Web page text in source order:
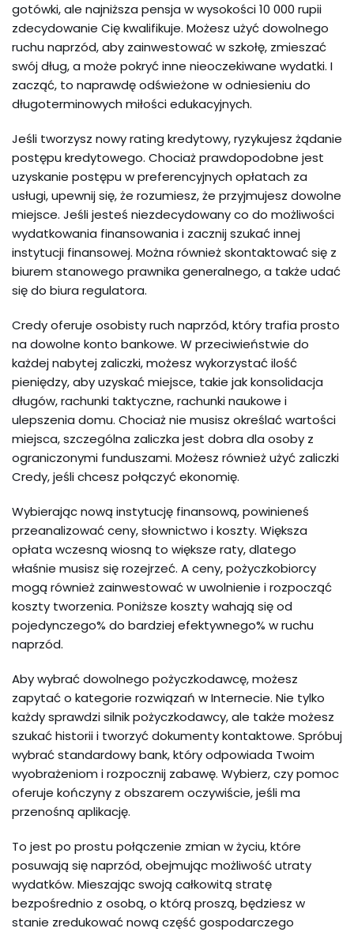
gotówki, ale najniższa pensja w wysokości 10 000 rupii
zdecydowanie Cię kwalifikuje. Możesz użyć dowolnego
ruchu naprzód, aby zainwestować w szkołę, zmieszać
swój dług, a może pokryć inne nieoczekiwane wydatki. I
zacząć, to naprawdę odświeżone w odniesieniu do
długoterminowych miłości edukacyjnych.
Jeśli tworzysz nowy rating kredytowy, ryzykujesz żądanie
postępu kredytowego. Chociaż prawdopodobne jest
uzyskanie postępu w preferencyjnych opłatach za
usługi, upewnij się, że rozumiesz, że przyjmujesz dowolne
miejsce. Jeśli jesteś niezdecydowany co do możliwości
wydatkowania finansowania i zacznij szukać innej
instytucji finansowej. Można również skontaktować się z
biurem stanowego prawnika generalnego, a także udać
się do biura regulatora.
Credy oferuje osobisty ruch naprzód, który trafia prosto
na dowolne konto bankowe. W przeciwieństwie do
każdej nabytej zaliczki, możesz wykorzystać ilość
pieniędzy, aby uzyskać miejsce, takie jak konsolidacja
długów, rachunki taktyczne, rachunki naukowe i
ulepszenia domu. Chociaż nie musisz określać wartości
miejsca, szczególna zaliczka jest dobra dla osoby z
ograniczonymi funduszami. Możesz również użyć zaliczki
Credy, jeśli chcesz połączyć ekonomię.
Wybierając nową instytucję finansową, powinieneś
przeanalizować ceny, słownictwo i koszty. Większa
opłata wczesną wiosną to większe raty, dlatego
właśnie musisz się rozejrzeć. A ceny, pożyczkobiorcy
mogą również zainwestować w uwolnienie i rozpocząć
koszty tworzenia. Poniższe koszty wahają się od
pojedynczego% do bardziej efektywnego% w ruchu
naprzód.
Aby wybrać dowolnego pożyczkodawcę, możesz
zapytać o kategorie rozwiązań w Internecie. Nie tylko
każdy sprawdzi silnik pożyczkodawcy, ale także możesz
szukać historii i tworzyć dokumenty kontaktowe. Spróbuj
wybrać standardowy bank, który odpowiada Twoim
wyobrażeniom i rozpocznij zabawę. Wybierz, czy pomoc
oferuje kończyny z obszarem oczywiście, jeśli ma
przenośną aplikację.
To jest po prostu połączenie zmian w życiu, które
posuwają się naprzód, obejmując możliwość utraty
wydatków. Mieszając swoją całkowitą stratę
bezpośrednio z osobą, o którą proszą, będziesz w
stanie zredukować nową część gospodarczego